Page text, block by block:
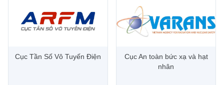
Cơ quan chủ quản: Bộ Khoa học và Công nghệ (MST)
Chịu trách nhiệm nội dung: Nguyễn Thị Hải Hằng
Liên hệ
Địa chỉ: Ban Biên tập Cổng TTĐT - 18 Nguyễn Du, TP. Hà Nội
Cục Tần Số Vô Tuyến Điện
Cục An toàn bức xạ và hạt
nhân